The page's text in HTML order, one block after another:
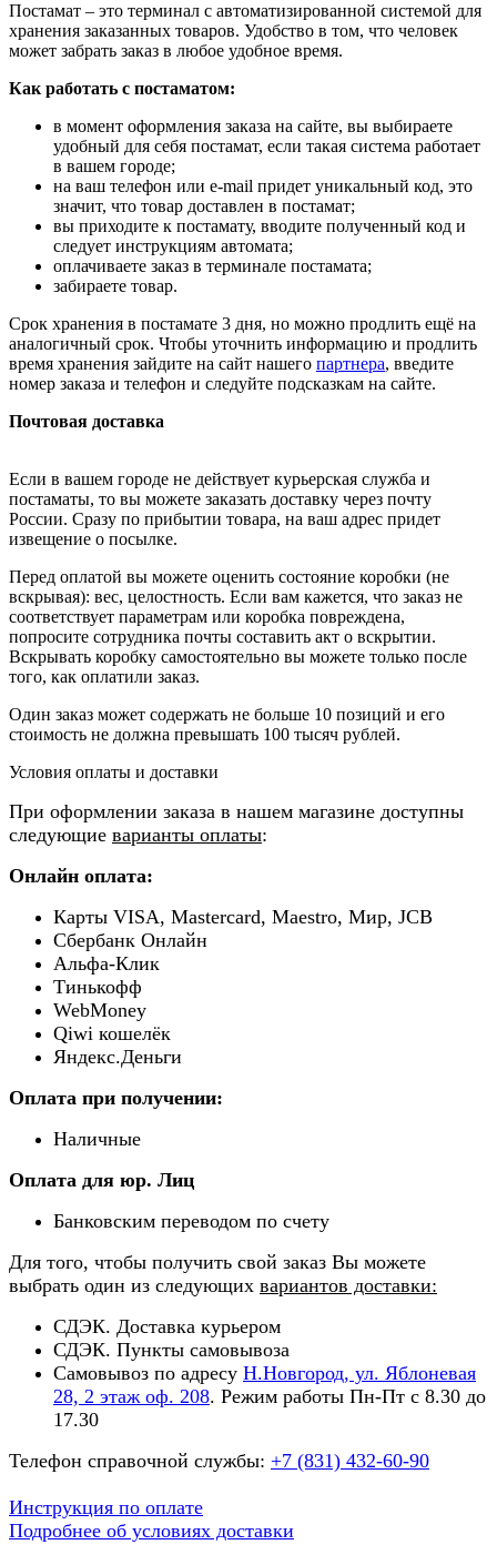
Постамат – это терминал с автоматизированной системой для
хранения заказанных товаров. Удобство в том, что человек
может забрать заказ в любое удобное время.
Как работать с постаматом:
в момент оформления заказа на сайте, вы выбираете
удобный для себя постамат, если такая система работает
в вашем городе;
на ваш телефон или e-mail придет уникальный код, это
значит, что товар доставлен в постамат;
вы приходите к постамату, вводите полученный код и
следует инструкциям автомата;
оплачиваете заказ в терминале постамата;
забираете товар.
Срок хранения в постамате 3 дня, но можно продлить ещё на
аналогичный срок. Чтобы уточнить информацию и продлить
время хранения зайдите на сайт нашего партнера, введите
номер заказа и телефон и следуйте подсказкам на сайте.
Почтовая доставка
Если в вашем городе не действует курьерская служба и
постаматы, то вы можете заказать доставку через почту
России. Сразу по прибытии товара, на ваш адрес придет
извещение о посылке.
Перед оплатой вы можете оценить состояние коробки (не
вскрывая): вес, целостность. Если вам кажется, что заказ не
соответствует параметрам или коробка повреждена,
попросите сотрудника почты составить акт о вскрытии.
Вскрывать коробку самостоятельно вы можете только после
того, как оплатили заказ.
Один заказ может содержать не больше 10 позиций и его
стоимость не должна превышать 100 тысяч рублей.
Условия оплаты и доставки
При оформлении заказа в нашем магазине доступны
следующие варианты оплаты:
Онлайн оплата:
Карты VISA, Mastercard, Maestro, Мир, JCB
Сбербанк Онлайн
Альфа-Клик
Тинькофф
WebMoney
Qiwi кошелёк
Яндекс.Деньги
Оплата при получении:
Наличные
Оплата для юр. Лиц
Банковским переводом по счету
Для того, чтобы получить свой заказ Вы можете
выбрать один из следующих вариантов доставки:
СДЭК. Доставка курьером
СДЭК. Пункты самовывоза
Самовывоз по адресу Н.Новгород, ул. Яблоневая
28, 2 этаж оф. 208. Режим работы Пн-Пт с 8.30 до
17.30
Телефон справочной службы: +7 (831) 432-60-90
Инструкция по оплате
Подробнее об условиях доставки